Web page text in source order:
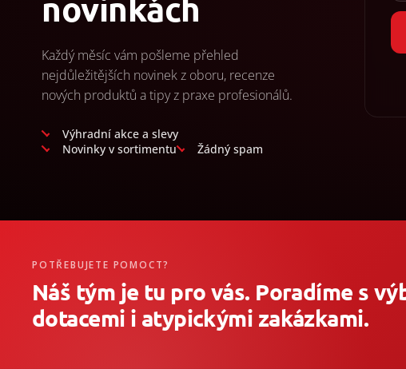
Každý měsíc vám pošleme přehled
nejdůležitějších novinek z oboru, recenze
nových produktů a tipy z praxe profesionálů.
Výhradní akce a slevy
Novinky v sortimentu
Žádný spam
POTŘEBUJETE POMOCT?
Náš tým je tu pro vás. Poradíme s
dotacemi i atypickými zakázkami.